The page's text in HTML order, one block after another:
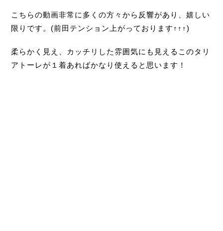
こちらの動画非常に多くの方々から反響があり、嬉しい
限りです。(前田テンション上がっております↑↑↑)
柔らかく見え、カッチリした雰囲気にも見えるこのタリ
アトーレが１着あればかなり使えると思います！